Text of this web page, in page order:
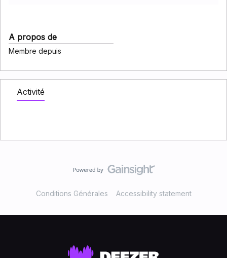
A propos de
Membre depuis
Activité
Conditions Générales Accessibility statement